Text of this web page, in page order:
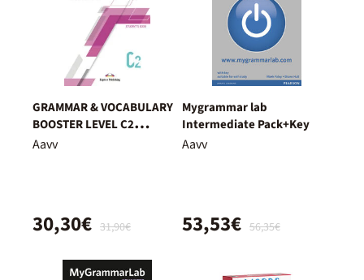
GRAMMAR & VOCABULARY
BOOSTER LEVEL C2
Student's Book
Aavv
31,90€
30,30€
Mygrammar lab
Intermediate Pack+Key
Aavv
56,35€
53,53€